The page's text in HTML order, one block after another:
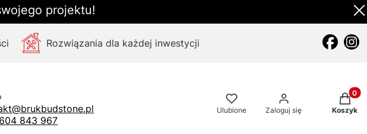
projektu!
Rozwiązania dla każdej inwestycji
843 967
Ulubione Zaloguj się Koszyk